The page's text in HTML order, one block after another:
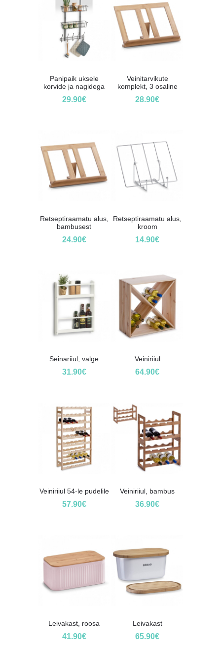
Panipaik uksele
korvide ja nagidega
29.90€
Veinitarvikute
komplekt, 3 osaline
28.90€
Retseptiraamatu alus,
bambusest
24.90€
Retseptiraamatu alus,
kroom
14.90€
Seinariiul, valge
31.90€
Veiniriiul
64.90€
Veiniriiul 54-le pudelile
57.90€
Veiniriiul, bambus
36.90€
Leivakast, roosa
41.90€
Leivakast
65.90€